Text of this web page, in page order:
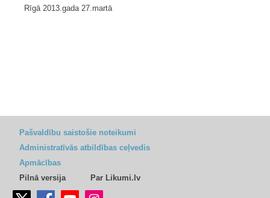
Rīgā 2013.gada 27.martā
Pašvaldību saistošie noteikumi
Administratīvās atbildības ceļvedis
Apmācības
Pilnā versija
Par Likumi.lv